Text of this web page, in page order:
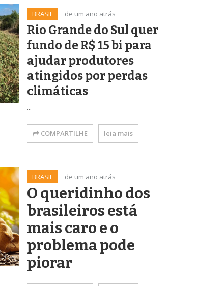
BRASIL de um ano atrás
Rio Grande do Sul quer
fundo de R$ 15 bi para
ajudar produtores
atingidos por perdas
climáticas
...
COMPARTILHE leia mais
BRASIL de um ano atrás
O queridinho dos
brasileiros está
mais caro e o
problema pode
piorar